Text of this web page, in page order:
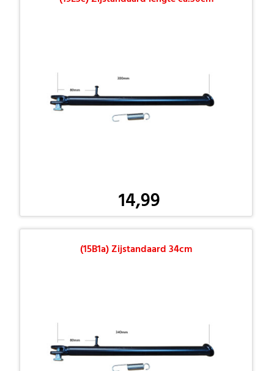
14,99
(15B1a) Zijstandaard 34cm